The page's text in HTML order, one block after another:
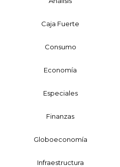
Caja Fuerte
Consumo
Economía
Especiales
Finanzas
Globoeconomía
Infraestructura